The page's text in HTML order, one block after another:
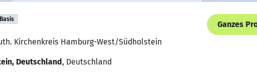
Basis
Ganzes
Kirchenkreis Hamburg-West/Südholstein
Deutschland, Deutschland